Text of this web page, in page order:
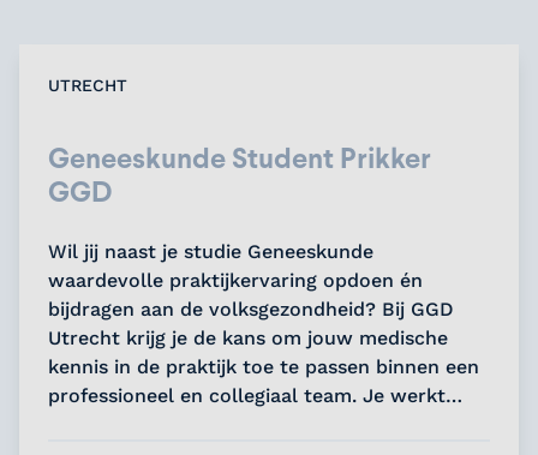
UTRECHT
Geneeskunde Student Prikker
GGD
Wil jij naast je studie Geneeskunde
waardevolle praktijkervaring opdoen én
bijdragen aan de volksgezondheid? Bij GGD
Utrecht krijg je de kans om jouw medische
kennis in de praktijk toe te passen binnen een
professioneel en collegiaal team. Je werkt